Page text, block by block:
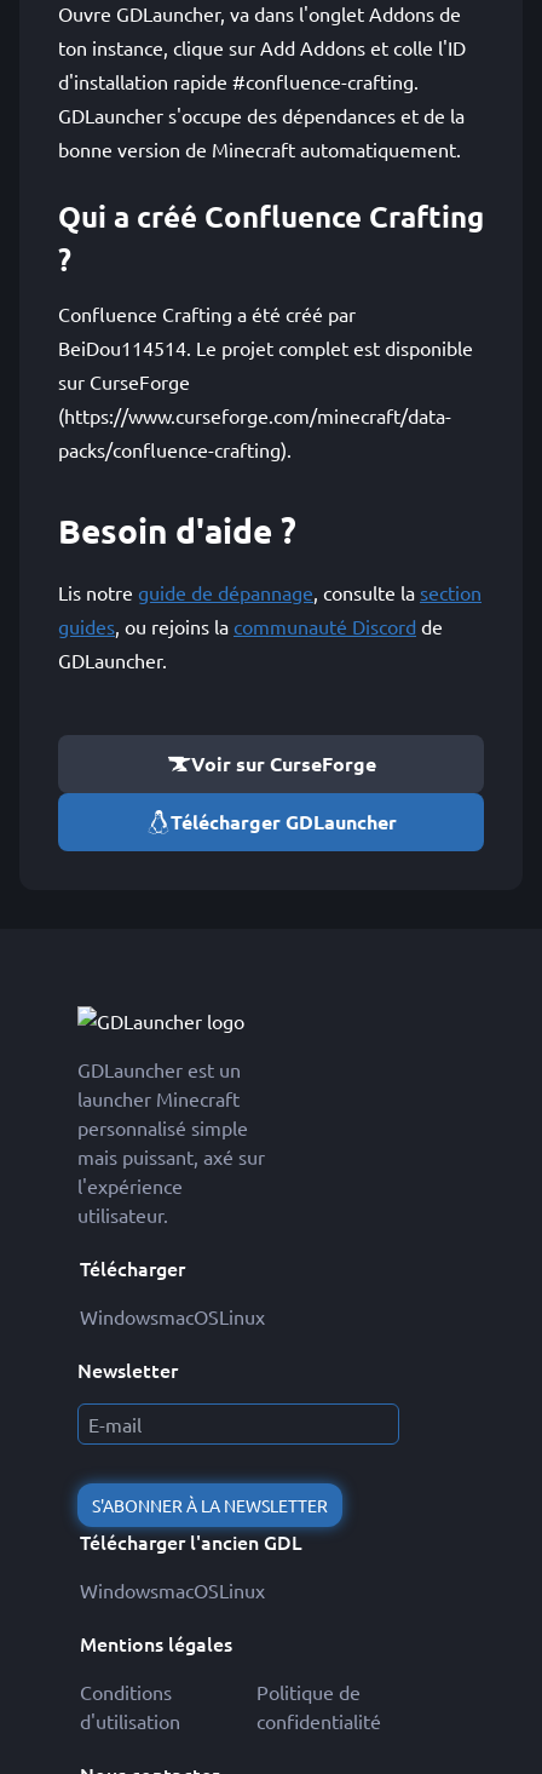
Ouvre GDLauncher, va dans l'onglet Addons de
ton instance, clique sur Add Addons et colle l'ID
d'installation rapide #confluence-crafting.
GDLauncher s'occupe des dépendances et de la
bonne version de Minecraft automatiquement.
Qui a créé Confluence Crafting
?
Confluence Crafting a été créé par
BeiDou114514. Le projet complet est disponible
sur CurseForge
(https://www.curseforge.com/minecraft/data-
packs/confluence-crafting).
Besoin d'aide ?
Lis notre guide de dépannage, consulte la section
guides, ou rejoins la communauté Discord de
GDLauncher.
Voir sur CurseForge
Télécharger GDLauncher
GDLauncher est un
launcher Minecraft
personnalisé simple
mais puissant, axé sur
l'expérience
utilisateur.
Télécharger
WindowsmacOSLinux
Newsletter
S'ABONNER À LA NEWSLETTER
Télécharger l'ancien GDL
WindowsmacOSLinux
Mentions légales
Conditions
d'utilisation
Politique de
confidentialité